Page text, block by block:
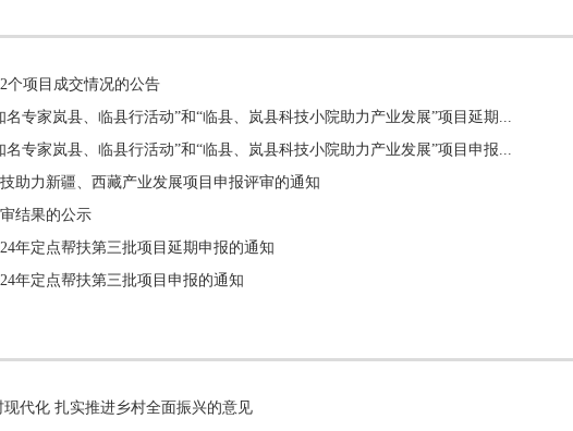
个项目成交情况的公告
专家岚县、临县行活动”和“临县、岚县科技小院助力产业发展”项目延期...
专家岚县、临县行活动”和“临县、岚县科技小院助力产业发展”项目申报...
助力新疆、西藏产业发展项目申报评审的通知
结果的公示
年定点帮扶第三批项目延期申报的通知
年定点帮扶第三批项目申报的通知
代化 扎实推进乡村全面振兴的意见